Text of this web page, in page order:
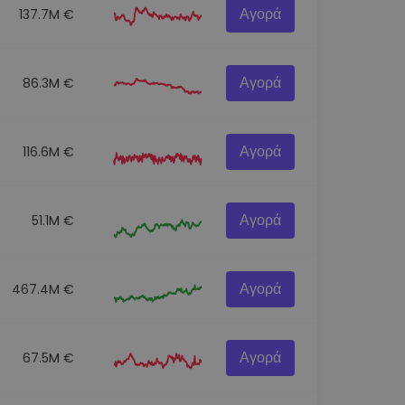
137.7M € Αγορά
86.3M € Αγορά
116.6M € Αγορά
51.1M € Αγορά
467.4M € Αγορά
67.5M € Αγορά